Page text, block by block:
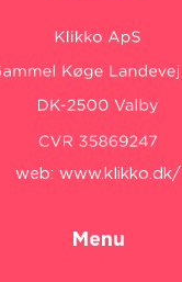
web: www.klikko.dk/
Menu